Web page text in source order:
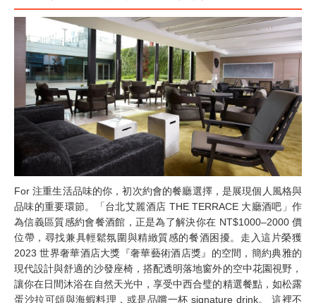
For 注重生活品味的你，初次約會的餐廳選擇，是展現個人風格與
品味的重要環節。「台北艾麗酒店 THE TERRACE 大廳酒吧」作
為信義區質感約會餐酒館，正是為了解決你在 NT$1000–2000 價
位帶，尋找兼具輕鬆氛圍與精緻質感的餐酒困擾。走入這片榮獲
2023 世界奢華酒店大獎『奢華藝術酒店獎』的空間，簡約典雅的
現代設計與舒適的沙發座椅，搭配透明落地窗外的空中花園視野，
讓你在日間沐浴在自然天光中，享受中西合璧的精選餐點，如松露
蛋沙拉可頌與海蝦料理，或是品嚐一杯 signature drink。 這裡不